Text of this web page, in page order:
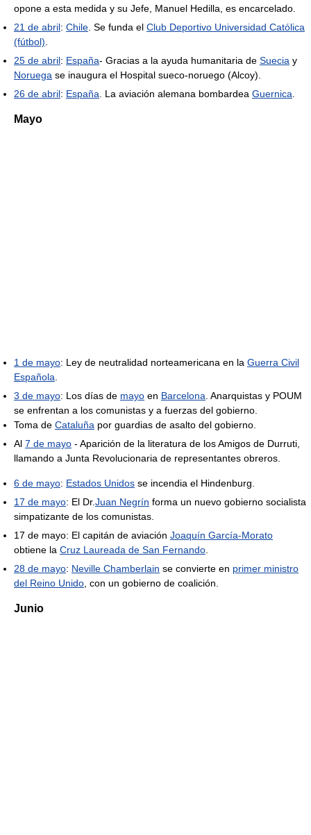
opone a esta medida y su Jefe, Manuel Hedilla, es encarcelado.
21 de abril: Chile . Se funda el Club Deportivo Universidad Católica
(fútbol)
25 de abril: España- Gracias a la ayuda humanitaria de Suecia y
Noruega se inaugura el Hospital sueco-noruego (Alcoy).
26 de abril: España . La aviación alemana bombardea Guernica
Mayo
1 de mayo: Ley de neutralidad norteamericana en la Guerra Civil
Española
3 de mayo: Los días de mayo en Barcelona . Anarquistas y POUM
se enfrentan a los comunistas y a fuerzas del gobierno.
Toma de Cataluña por guardias de asalto del gobierno.
Al 7 de mayo - Aparición de la literatura de los Amigos de Durruti,
llamando a Junta Revolucionaria de representantes obreros.
6 de mayo: Estados Unidos se incendia el Hindenburg.
17 de mayo: El Dr.Juan Negrín forma un nuevo gobierno socialista
simpatizante de los comunistas.
17 de mayo: El capitán de aviación Joaquín García-Morato
obtiene la Cruz Laureada de San Fernando
28 de mayo: Neville Chamberlain se convierte en primer ministro
del Reino Unido , con un gobierno de coalición.
Junio